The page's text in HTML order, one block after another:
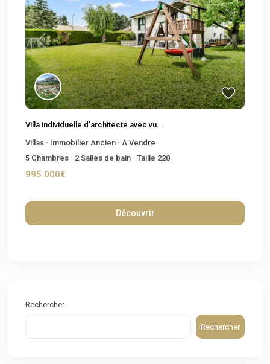
Previous Next
Villa individuelle d'architecte avec vu...
Villas · Immobilier Ancien · A Vendre
5 Chambres · 2 Salles de bain · Taille 220
995.000€
Découvrir
Rechercher
Rechercher